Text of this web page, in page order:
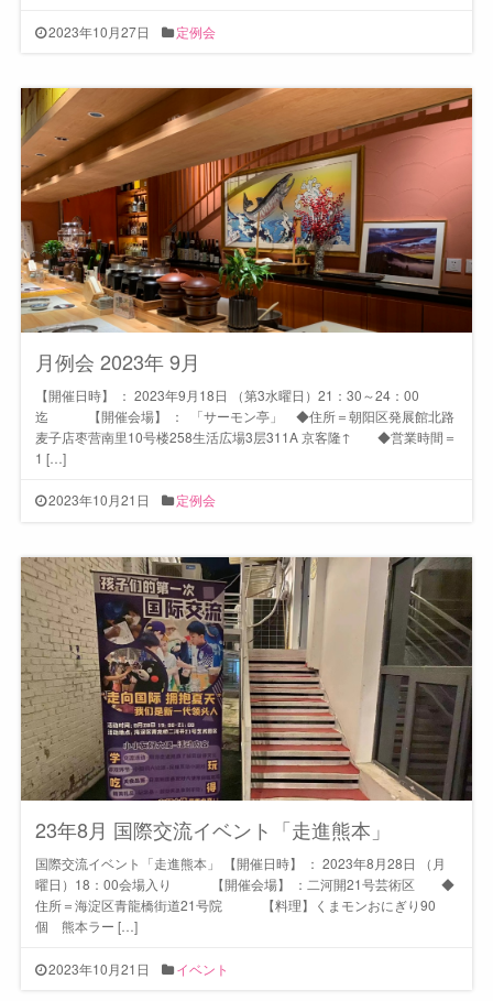
2023年10月27日 定例会
月例会 2023年 9月
【開催日時】 ： 2023年9月18日 （第3水曜日）21：30～24：00
迄 【開催会場】 ： 「サーモン亭」 ◆住所＝朝阳区発展館北路
麦子店枣营南里10号楼258生活広場3层311A 京客隆↑ ◆営業時間＝
1 […]
2023年10月21日 定例会
23年8月 国際交流イベント「走進熊本」
国際交流イベント「走進熊本」 【開催日時】 ： 2023年8月28日 （月
曜日）18：00会場入り 【開催会場】 ：二河開21号芸術区 ◆
住所＝海淀区青龍橋街道21号院 【料理】くまモンおにぎり90
個 熊本ラー […]
2023年10月21日 イベント